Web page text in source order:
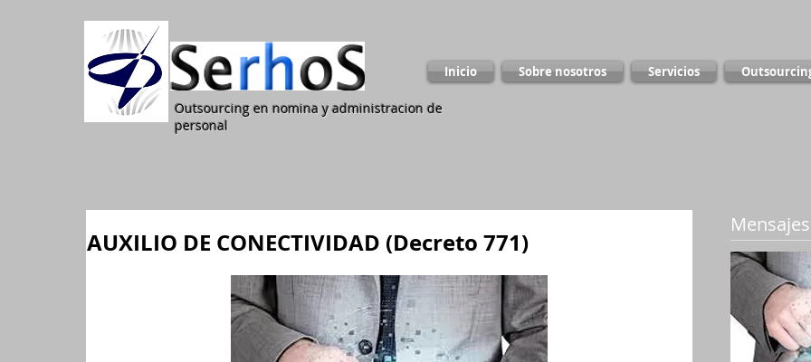
Inicio Sobre nosotros Servicios
Outsourcing en nomina y administracion de
personal
AUXILIO DE CONECTIVIDAD (Decreto 771)